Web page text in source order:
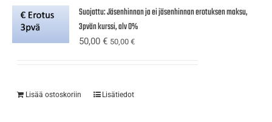
Suojattu: Jäsenhinnan ja ei jäsenhinnan erotuksen maksu,
3pvän kurssi, alv 0%
50,00€ 50,00€
Lisää ostoskoriin Lisätiedot